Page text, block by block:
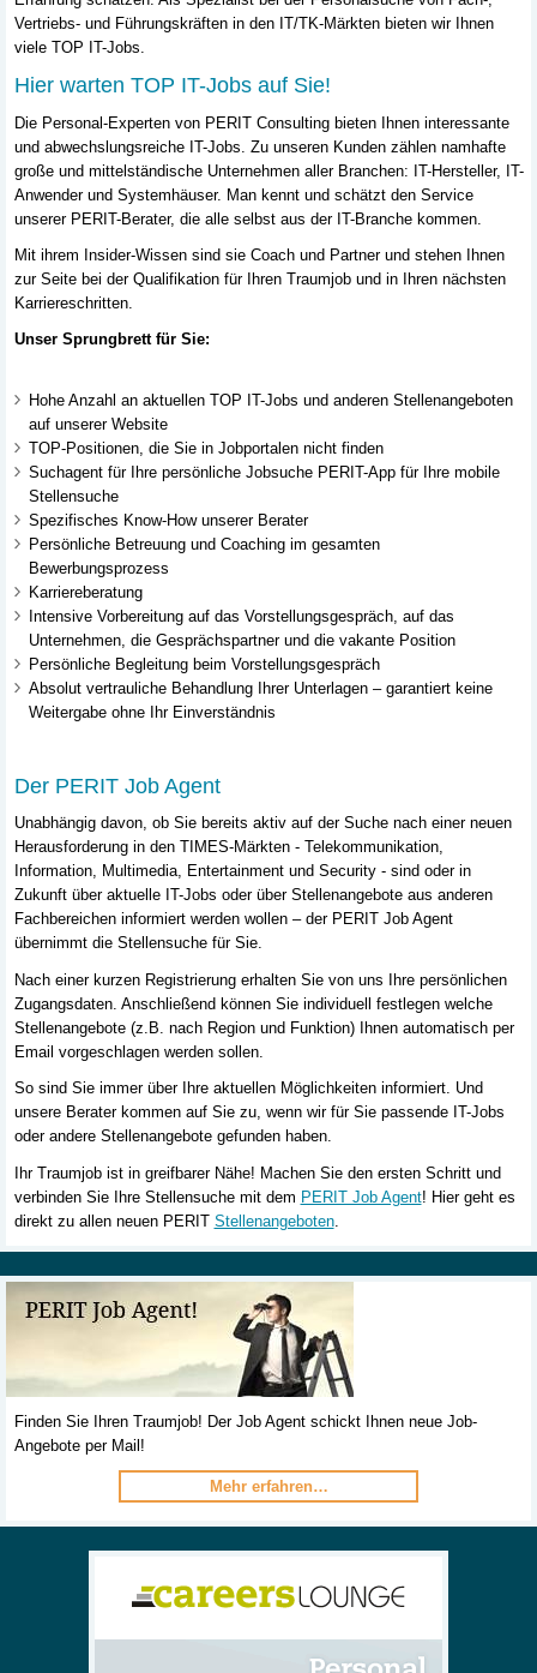
Vertriebs- und Führungskräften in den IT/TK-Märkten bieten wir Ihnen
viele TOP IT-Jobs.
Hier warten TOP IT-Jobs auf Sie!
Die Personal-Experten von PERIT Consulting bieten Ihnen interessante
und abwechslungsreiche IT-Jobs. Zu unseren Kunden zählen namhafte
große und mittelständische Unternehmen aller Branchen: IT-Hersteller, IT-
Anwender und Systemhäuser. Man kennt und schätzt den Service
unserer PERIT-Berater, die alle selbst aus der IT-Branche kommen.
Mit ihrem Insider-Wissen sind sie Coach und Partner und stehen Ihnen
zur Seite bei der Qualifikation für Ihren Traumjob und in Ihren nächsten
Karriereschritten.
Unser Sprungbrett für Sie:
Hohe Anzahl an aktuellen TOP IT-Jobs und anderen Stellenangeboten
auf unserer Website
TOP-Positionen, die Sie in Jobportalen nicht finden
Suchagent für Ihre persönliche Jobsuche PERIT-App für Ihre mobile
Stellensuche
Spezifisches Know-How unserer Berater
Persönliche Betreuung und Coaching im gesamten
Bewerbungsprozess
Karriereberatung
Intensive Vorbereitung auf das Vorstellungsgespräch, auf das
Unternehmen, die Gesprächspartner und die vakante Position
Persönliche Begleitung beim Vorstellungsgespräch
Absolut vertrauliche Behandlung Ihrer Unterlagen – garantiert keine
Weitergabe ohne Ihr Einverständnis
Der PERIT Job Agent
Unabhängig davon, ob Sie bereits aktiv auf der Suche nach einer neuen
Herausforderung in den TIMES-Märkten - Telekommunikation,
Information, Multimedia, Entertainment und Security - sind oder in
Zukunft über aktuelle IT-Jobs oder über Stellenangebote aus anderen
Fachbereichen informiert werden wollen – der PERIT Job Agent
übernimmt die Stellensuche für Sie.
Nach einer kurzen Registrierung erhalten Sie von uns Ihre persönlichen
Zugangsdaten. Anschließend können Sie individuell festlegen welche
Stellenangebote (z.B. nach Region und Funktion) Ihnen automatisch per
Email vorgeschlagen werden sollen.
So sind Sie immer über Ihre aktuellen Möglichkeiten informiert. Und
unsere Berater kommen auf Sie zu, wenn wir für Sie passende IT-Jobs
oder andere Stellenangebote gefunden haben.
Ihr Traumjob ist in greifbarer Nähe! Machen Sie den ersten Schritt und
verbinden Sie Ihre Stellensuche mit dem PERIT Job Agent! Hier geht es
direkt zu allen neuen PERIT Stellenangeboten.
Finden Sie Ihren Traumjob! Der Job Agent schickt Ihnen neue Job-
Angebote per Mail!
Mehr erfahren…